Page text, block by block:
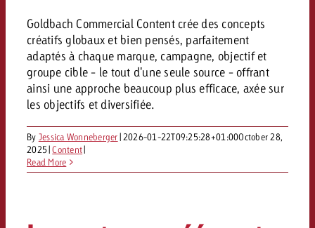
Goldbach Commercial Content crée des concepts
créatifs globaux et bien pensés, parfaitement
adaptés à chaque marque, campagne, objectif et
groupe cible - le tout d'une seule source - offrant
ainsi une approche beaucoup plus efficace, axée sur
les objectifs et diversifiée.
By Jessica Wonneberger| 2026-01-22T09:25:28+01:00October 28,
2025|Content|
Read More